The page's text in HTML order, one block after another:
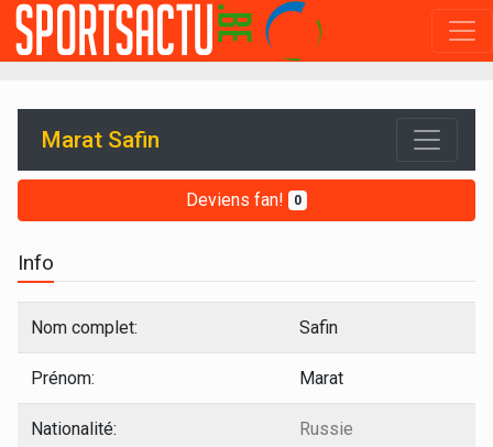
Marat Safin
Deviens fan! 0
Info
Nom complet: Safin
Prénom: Marat
Nationalité: Russie